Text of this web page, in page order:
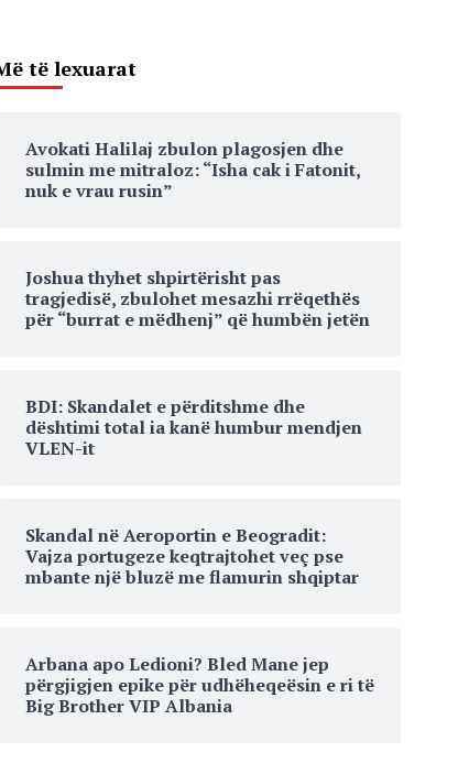
të lexuarat
Avokati Halilaj zbulon plagosjen dhe
sulmin me mitraloz: “Isha cak i Fatonit,
nuk e vrau rusin”
Joshua thyhet shpirtërisht pas
tragjedisë, zbulohet mesazhi rrëqethës
për “burrat e mëdhenj” që humbën jetën
BDI: Skandalet e përditshme dhe
dështimi total ia kanë humbur mendjen
VLEN-it
Skandal në Aeroportin e Beogradit:
Vajza portugeze keqtrajtohet veç pse
mbante një bluzë me flamurin shqiptar
Arbana apo Ledioni? Bled Mane jep
përgjigjen epike për udhëheqeësin e ri të
Big Brother VIP Albania